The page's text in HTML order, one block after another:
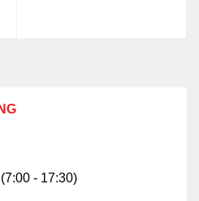
(7:00 - 17:30)